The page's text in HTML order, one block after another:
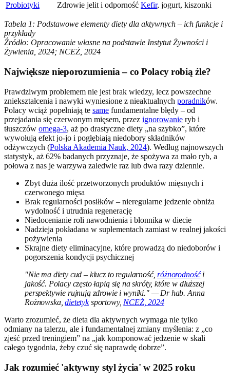
Probiotyki Zdrowie jelit i odporność Kefir, jogurt, kiszonki
Tabela 1: Podstawowe elementy diety dla aktywnych – ich funkcje i
przykłady
Źródło: Opracowanie własne na podstawie Instytut Żywności i
Żywienia, 2024; NCEŻ, 2024
Największe nieporozumienia – co Polacy robią źle?
Prawdziwym problemem nie jest brak wiedzy, lecz powszechne
zniekształcenia i nawyki wyniesione z nieaktualnych poradników.
Polacy wciąż popełniają te same fundamentalne błędy – od
przejadania się czerwonym mięsem, przez ignorowanie ryb i
tłuszczów omega-3, aż po drastyczne diety „na szybko”, które
wywołują efekt jo-jo i pogłębiają niedobory składników
odżywczych (Polska Akademia Nauk, 2024). Według najnowszych
statystyk, aż 62% badanych przyznaje, że spożywa za mało ryb, a
połowa z nas je warzywa zaledwie raz lub dwa razy dziennie.
Zbyt duża ilość przetworzonych produktów mięsnych i
czerwonego mięsa
Brak regularności posiłków – nieregularne jedzenie obniża
wydolność i utrudnia regenerację
Niedocenianie roli nawodnienia i błonnika w diecie
Nadzieja pokładana w suplementach zamiast w realnej jakości
pożywienia
Skrajne diety eliminacyjne, które prowadzą do niedoborów i
pogorszenia kondycji psychicznej
"Nie ma diety cud – klucz to regularność,różnorodnośći
jakość. Polacy często łapią się na skróty, które w dłuższej
perspektywie rujnują zdrowie i wyniki." — Dr hab. Anna
Rożnowska,dietetyksportowy, NCEŻ, 2024
Warto zrozumieć, że dieta dla aktywnych wymaga nie tylko
odmiany na talerzu, ale i fundamentalnej zmiany myślenia: z „co
zjeść przed treningiem” na „jak komponować jedzenie w skali
całego tygodnia, żeby czuć się naprawdę dobrze”.
Jak rozumieć 'aktywny styl życia' w 2025 roku